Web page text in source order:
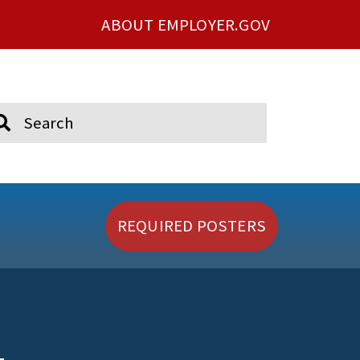
ABOUT EMPLOYER.GOV
REQUIRED POSTERS